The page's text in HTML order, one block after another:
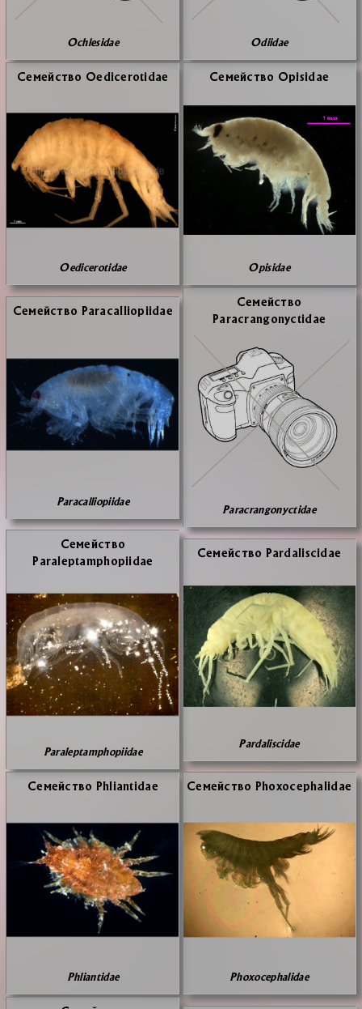
Ochlesidae Odiidae
Се­мей­ство Oedicerotidae
Oedicerotidae
Се­мей­ство Opisidae
Opisidae
Се­мей­ство Paracalliopiidae
Paracalliopiidae
Се­мей­ство
Paracrangonyctidae
Paracrangonyctidae
Се­мей­ство
Paraleptamphopiidae
Paraleptamphopiidae
Се­мей­ство Pardaliscidae
Pardaliscidae
Се­мей­ство Phliantidae
Phliantidae
Се­мей­ство Phoxocephalidae
Phoxocephalidae